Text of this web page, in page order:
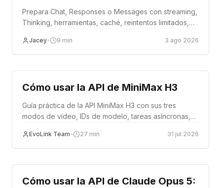
Prepara Chat, Responses o Messages con streaming,
Thinking, herramientas, caché, reintentos limitados,
Jacey• 9 min 3 ago 2026
Tutorial
Cómo usar la API de MiniMax H3
Guía práctica de la API MiniMax H3 con sus tres
modos de vídeo, IDs de modelo, tareas asíncronas,
EvoLink Team• 27 min 31 jul 2026
Tutorial
Cómo usar la API de Claude Opus 5: